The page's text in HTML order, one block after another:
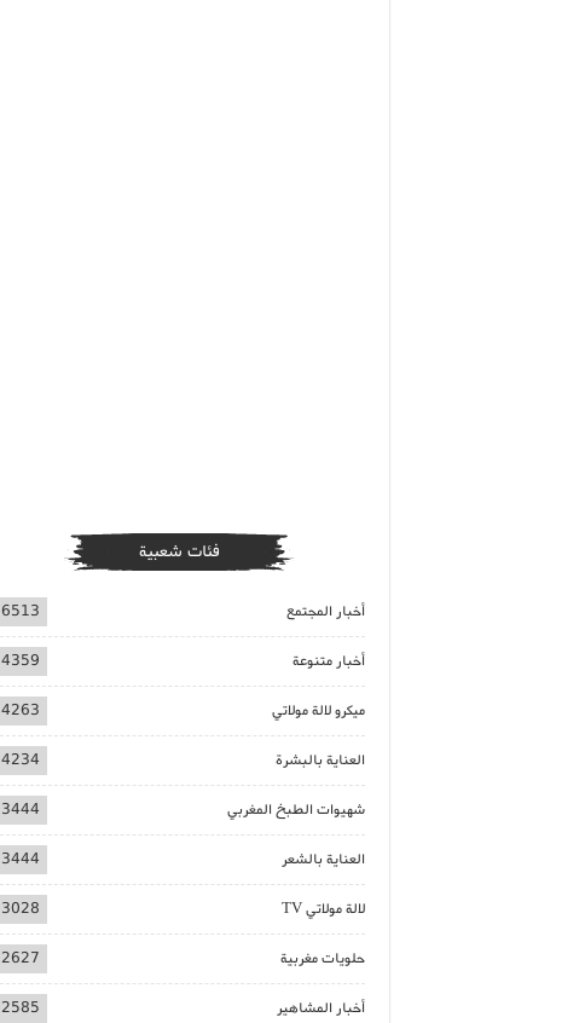
فئات شعبية
أخبار المجتمع 6513
أخبار متنوعة 4359
ميكرو لالة مولاتي 4263
العناية بالبشرة 4234
شهيوات الطبخ المغربي 3444
العناية بالشعر 3444
لالة مولاتي TV 3028
حلويات مغربية 2627
أخبار المشاهير 2585